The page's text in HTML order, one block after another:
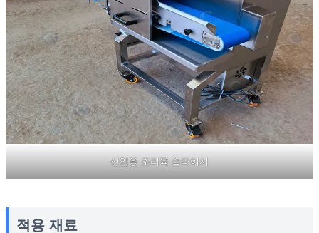
산업용 조리육 슬라이서
적용 재료